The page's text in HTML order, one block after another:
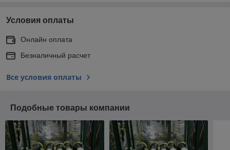
Условия оплаты
Онлайн оплата
Безналичный расчет
Все условия оплаты
Подобные товары компании